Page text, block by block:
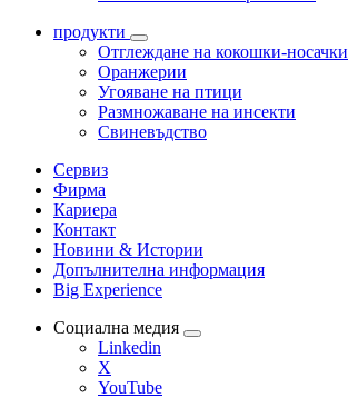
продукти
Отглеждане на кокошки-носачки
Оранжерии
Угояване на птици
Размножаване на инсекти
Свиневъдство
Сервиз
Фирма
Кариера
Контакт
Новини & Истории
Допълнителна информация
Big Experience
Социална медия
Linkedin
X
YouTube